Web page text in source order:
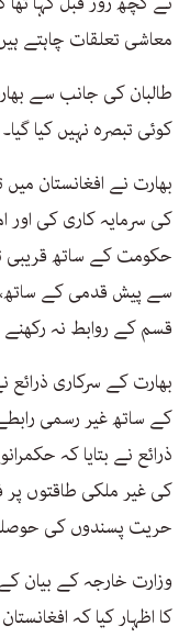
معاشی تعلقات چاہتے
طالبان کی جانب سے
کوئی تبصرہ نہیں کیا گیا۔
بھارت نے افغانستان
کی سرمایہ کاری کی اور
حکومت کے ساتھ قریبی
سے پیش قدمی کے
قسم کے روابط نہ رکھنے
بھارت کے سرکاری ذرائع
کے ساتھ غیر رسمی
ذرائع نے بتایا کہ
کی غیر ملکی طاقتوں
حریت پسندوں کی
وزارت خارجہ کے بیان
کا اظہار کیا کہ